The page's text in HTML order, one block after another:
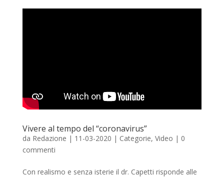
Vivere al tempo del “coronavirus”
da Redazione | 11-03-2020 | Categorie, Video | 0
commenti
Con realismo e senza isterie il dr. Capetti risponde alle